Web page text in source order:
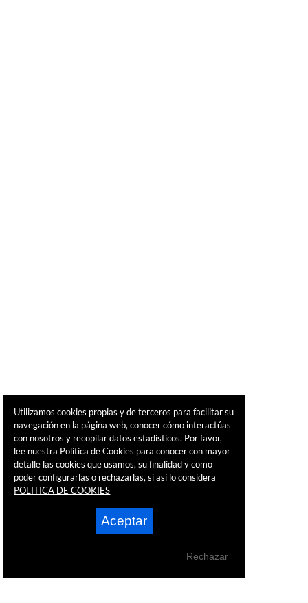
Utilizamos cookies propias y de terceros para facilitar su
navegación en la página web, conocer cómo interactúas
con nosotros y recopilar datos estadísticos. Por favor,
lee nuestra Política de Cookies para conocer con mayor
detalle las cookies que usamos, su finalidad y como
poder configurarlas o rechazarlas, si así lo considera
POLITICA DE COOKIES
Aceptar
Rechazar